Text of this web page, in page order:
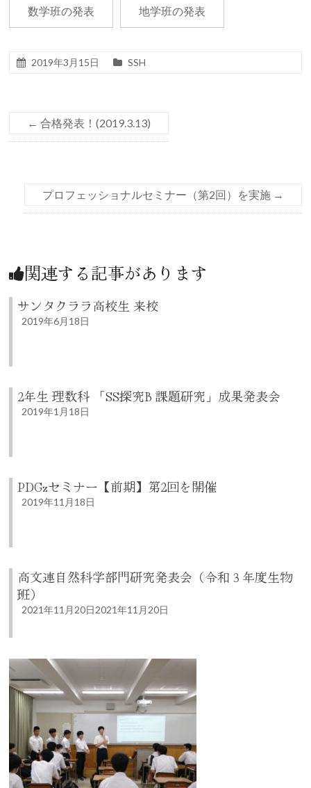
数学班の発表 地学班の発表
2019年3月15日 SSH
← 合格発表！(2019.3.13)
プロフェッショナルセミナー（第2回）を実施 →
関連する記事があります
サンタクララ高校生 来校
2019年6月18日
2年生 理数科 「SS探究B 課題研究」成果発表会
2019年1月18日
PDGzセミナー【前期】第2回を開催
2019年11月18日
高文連自然科学部門研究発表会（令和３年度生物
班）
2021年11月20日2021年11月20日